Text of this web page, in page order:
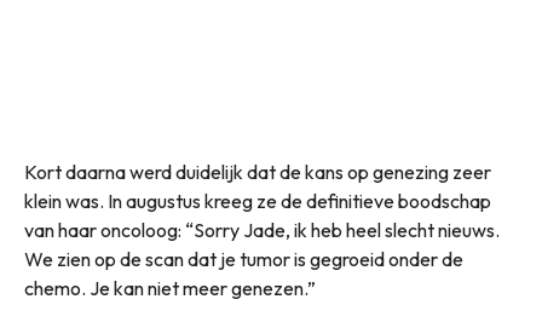
Kort daarna werd duidelijk dat de kans op genezing zeer
klein was. In augustus kreeg ze de definitieve boodschap
van haar oncoloog: “Sorry Jade, ik heb heel slecht nieuws.
We zien op de scan dat je tumor is gegroeid onder de
chemo. Je kan niet meer genezen.”